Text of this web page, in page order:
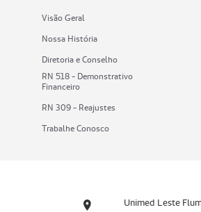
Visão Geral
Nossa História
Diretoria e Conselho
RN 518 - Demonstrativo
Financeiro
RN 309 - Reajustes
Trabalhe Conosco
Unimed Leste